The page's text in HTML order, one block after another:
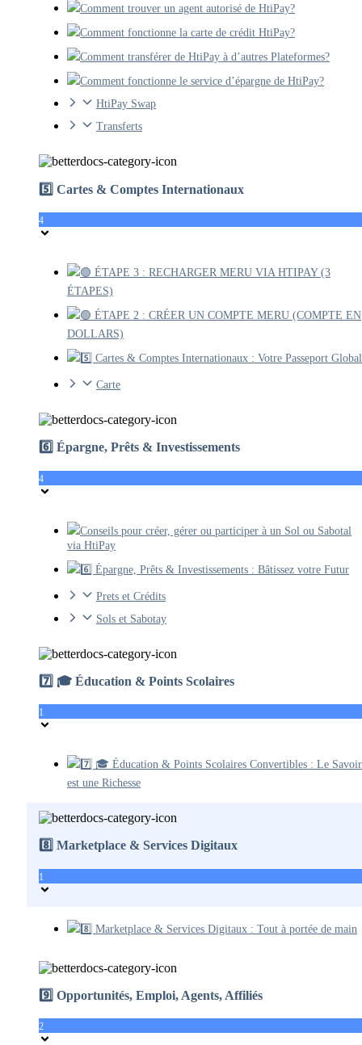
Comment trouver un agent autorisé de HtiPay?
Comment fonctionne la carte de crédit HtiPay?
Comment transférer de HtiPay à d’autres Plateformes?
Comment fonctionne le service d’épargne de HtiPay?
HtiPay Swap
Transferts
5️⃣ Cartes & Comptes Internationaux
4
🟢 ÉTAPE 3 : RECHARGER MERU VIA HTIPAY (3
ÉTAPES)
🟢 ÉTAPE 2 : CRÉER UN COMPTE MERU (COMPTE EN
DOLLARS)
5️⃣ Cartes & Comptes Internationaux : Votre Passeport Global
Carte
6️⃣ Épargne, Prêts & Investissements
4
Conseils pour créer, gérer ou participer à un Sol ou Sabotal
via HtiPay
6️⃣ Épargne, Prêts & Investissements : Bâtissez votre Futur
Prets et Crédits
Sols et Sabotay
7️⃣ 🎓 Éducation & Points Scolaires
1
7️⃣ 🎓 Éducation & Points Scolaires Convertibles : Le Savoir
est une Richesse
8️⃣ Marketplace & Services Digitaux
1
8️⃣ Marketplace & Services Digitaux : Tout à portée de main
9️⃣ Opportunités, Emploi, Agents, Affiliés
2